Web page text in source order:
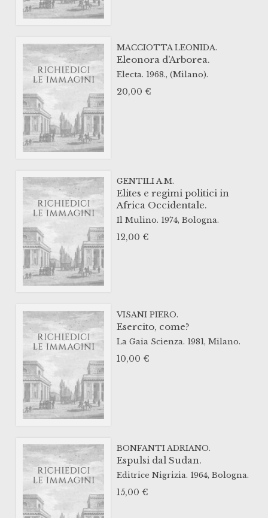
MACCIOTTA LEONIDA.
Eleonora d’Arborea.
Electa. 1968., (Milano).
20,00 €
GENTILI A.M.
Elites e regimi politici in
Africa Occidentale.
Il Mulino. 1974, Bologna.
12,00 €
VISANI PIERO.
Esercito, come?
La Gaia Scienza. 1981, Milano.
10,00 €
BONFANTI ADRIANO.
Espulsi dal Sudan.
Editrice Nigrizia. 1964, Bologna.
15,00 €